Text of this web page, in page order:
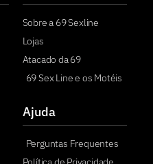
Sobre a 69 Sexline
Lojas
Atacado da 69
69 Sex Line e os Motéis
Ajuda
Perguntas Frequentes